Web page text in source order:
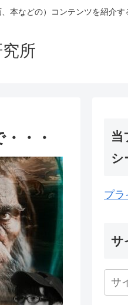
本などの）コンテンツを紹介す
所
・・
当
シ
プラ
サ